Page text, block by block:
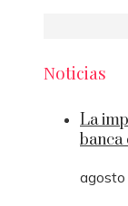
Noticias
La
banca